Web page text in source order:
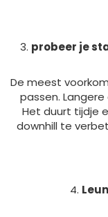
probeer je
De meest
passen.
Het duurt tijdje
downhill te